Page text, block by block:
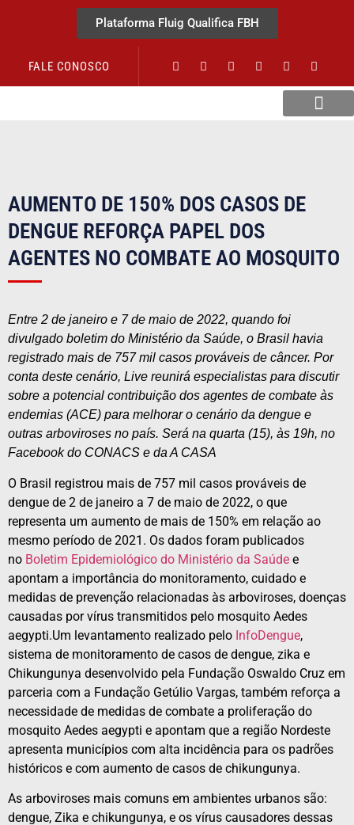
Plataforma Fluig Qualifica FBH
FALE CONOSCO
AUMENTO DE 150% DOS CASOS DE
DENGUE REFORÇA PAPEL DOS
AGENTES NO COMBATE AO MOSQUITO
Entre 2 de janeiro e 7 de maio de 2022, quando foi
divulgado boletim do Ministério da Saúde, o Brasil havia
registrado mais de 757 mil casos prováveis de câncer. Por
conta deste cenário, Live reunirá especialistas para discutir
sobre a potencial contribuição dos agentes de combate às
endemias (ACE) para melhorar o cenário da dengue e
outras arboviroses no país. Será na quarta (15), às 19h, no
Facebook do CONACS e da A CASA
O Brasil registrou mais de 757 mil casos prováveis de
dengue de 2 de janeiro a 7 de maio de 2022, o que
representa um aumento de mais de 150% em relação ao
mesmo período de 2021. Os dados foram publicados
no Boletim Epidemiológico do Ministério da Saúde e
apontam a importância do monitoramento, cuidado e
medidas de prevenção relacionadas às arboviroses, doenças
causadas por vírus transmitidos pelo mosquito Aedes
aegypti.Um levantamento realizado pelo InfoDengue,
sistema de monitoramento de casos de dengue, zika e
Chikungunya desenvolvido pela Fundação Oswaldo Cruz em
parceria com a Fundação Getúlio Vargas, também reforça a
necessidade de medidas de combate a proliferação do
mosquito Aedes aegypti e apontam que a região Nordeste
apresenta municípios com alta incidência para os padrões
históricos e com aumento de casos de chikungunya.
As arboviroses mais comuns em ambientes urbanos são:
dengue, Zika e chikungunya, e os vírus causadores dessas